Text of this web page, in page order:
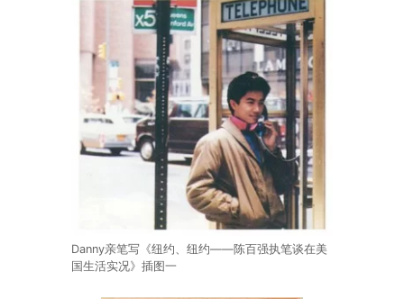
Danny亲笔写《纽约、纽约——陈百强执笔谈在美
国生活实况》插图一